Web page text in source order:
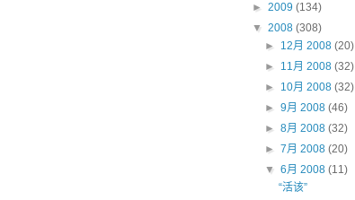
► 2009 (134)
▼ 2008 (308)
► 12月 2008(20)
► 11月 2008(32)
► 10月 2008(32)
►9月 2008(46)
►8月 2008(32)
►7月 2008(20)
▼6月 2008(11)
“活该”